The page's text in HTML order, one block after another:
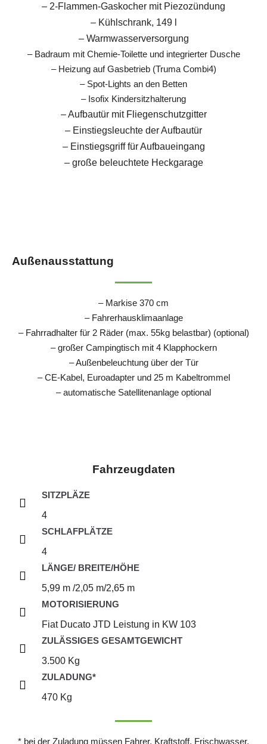
– 2-Flammen-Gaskocher mit Piezozündung
– Kühlschrank, 149 l
– Warmwasserversorgung
– Badraum mit Chemie-Toilette und integrierter Dusche
– Heizung auf Gasbetrieb (Truma Combi4)
– Spot-Lights an den Betten
– Isofix Kindersitzhalterung
– Aufbautür mit Fliegenschutzgitter
– Einstiegsleuchte der Aufbautür
– Einstiegsgriff für Aufbaueingang
– große beleuchtete Heckgarage
Außenausstattung
– Markise 370 cm
– Fahrerhausklimaanlage
– Fahrradhalter für 2 Räder (max. 55kg belastbar) (optional)
– großer Campingtisch mit 4 Klapphockern
– Außenbeleuchtung über der Tür
– CE-Kabel, Euroadapter und 25 m Kabeltrommel
– automatische Satellitenanlage optional
Fahrzeugdaten
SITZPLÄZE
4
SCHLAFPLÄTZE
4
LÄNGE/ BREITE/HÖHE
5,99 m /2,05 m/2,65 m
MOTORISIERUNG
Fiat Ducato JTD Leistung in KW 103
ZULÄSSIGES GESAMTGEWICHT
3.500 Kg
ZULADUNG*
470 Kg
* bei der Zuladung müssen Fahrer, Kraftstoff, Frischwasser,